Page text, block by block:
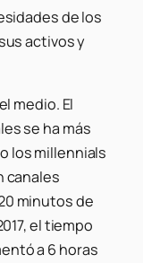
de los
activos y
medio. El
se ha más
los millennials
canales
minutos de
el tiempo
a 6 horas